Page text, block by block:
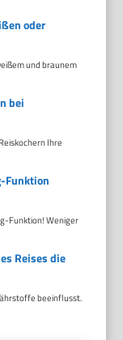
oder
und braunem
bei
Ihre
Funktion
Funktion! Weniger
Reises die
beeinflusst.